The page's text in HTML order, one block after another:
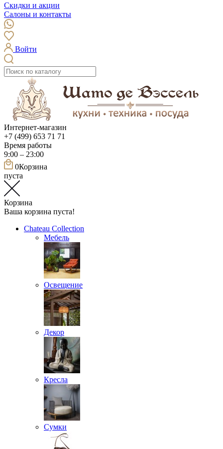
Скидки и акции
Салоны и контакты
Войти
Интернет-магазин
+7 (499) 653 71 71
Время работы
9:00 – 23:00
0Корзина
пуста
Корзина
Ваша корзина пуста!
Chateau Collection
Мебель
Освещение
Декор
Кресла
Сумки